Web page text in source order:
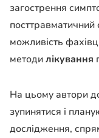
загострення
посттравматичний
можливість
методилікування
На цьому автори
зупинятися і
дослідження,